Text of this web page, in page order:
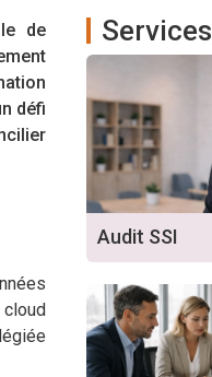
de
défi
Services
Audit SSI